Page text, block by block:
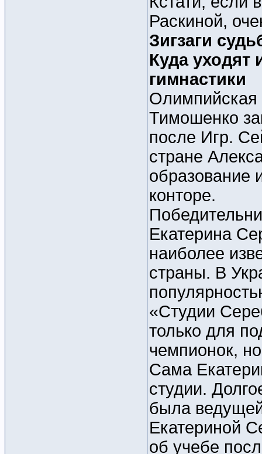
Раскиной,
Зигзаги
Куда уходят
гимнастики
Олимпийская
Тимошенко
после Игр.
стране
образование
конторе.
Екатерина
наиболее
страны. В
«Студии
только для
чемпионок,
Сама
студии.
была
Екатериной
об учебе